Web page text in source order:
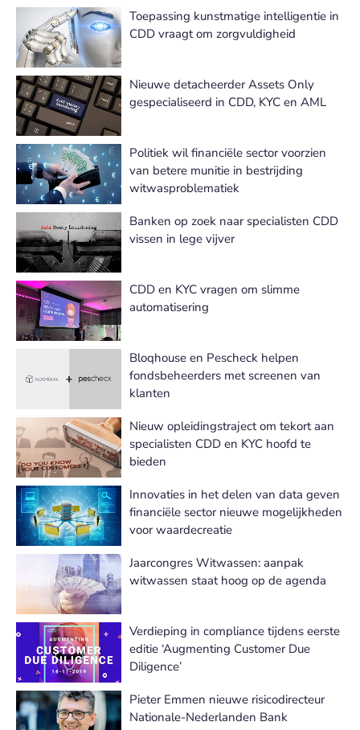
Toepassing kunstmatige intelligentie in
CDD vraagt om zorgvuldigheid
Nieuwe detacheerder Assets Only
gespecialiseerd in CDD, KYC en AML
Politiek wil financiële sector voorzien
van betere munitie in bestrijding
witwasproblematiek
Banken op zoek naar specialisten CDD
vissen in lege vijver
CDD en KYC vragen om slimme
automatisering
Bloqhouse en Pescheck helpen
fondsbeheerders met screenen van
klanten
Nieuw opleidingstraject om tekort aan
specialisten CDD en KYC hoofd te
bieden
Innovaties in het delen van data geven
financiële sector nieuwe mogelijkheden
voor waardecreatie
Jaarcongres Witwassen: aanpak
witwassen staat hoog op de agenda
Verdieping in compliance tijdens eerste
editie ‘Augmenting Customer Due
Diligence’
Pieter Emmen nieuwe risicodirecteur
Nationale-Nederlanden Bank